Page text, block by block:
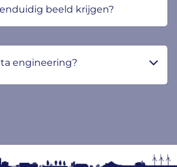
beeld krijgen?
engineering?